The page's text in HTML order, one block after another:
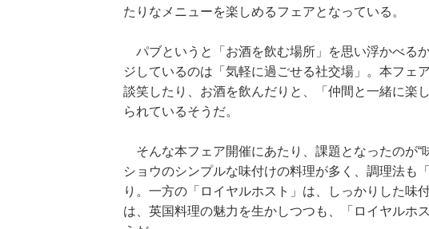
たりなメニューを楽しめるフェアとなっている。
パブというと「お酒を飲む場所」を思い浮かべる
ジしているのは「気軽に過ごせる社交場」。本フェ
談笑したり、お酒を飲んだりと、「仲間と一緒に楽
られているそうだ。
そんな本フェア開催にあたり、課題となったのが“
ショウのシンプルな味付けの料理が多く、調理法も
り。一方の「ロイヤルホスト」は、しっかりした味
は、英国料理の魅力を生かしつつも、「ロイヤルホ